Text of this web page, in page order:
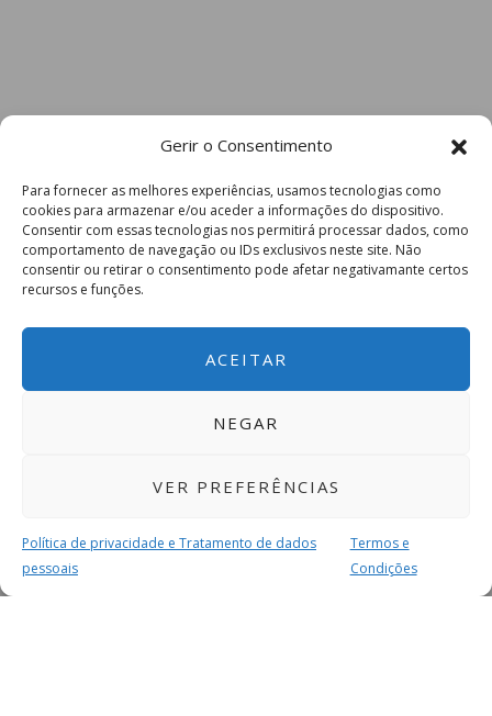
Gerir o Consentimento
Para fornecer as melhores experiências, usamos tecnologias como
cookies para armazenar e/ou aceder a informações do dispositivo.
Consentir com essas tecnologias nos permitirá processar dados, como
comportamento de navegação ou IDs exclusivos neste site. Não
consentir ou retirar o consentimento pode afetar negativamante certos
recursos e funções.
ACEITAR
NEGAR
VER PREFERÊNCIAS
Política de privacidade e Tratamento de dados
pessoais
Termos e
Condições